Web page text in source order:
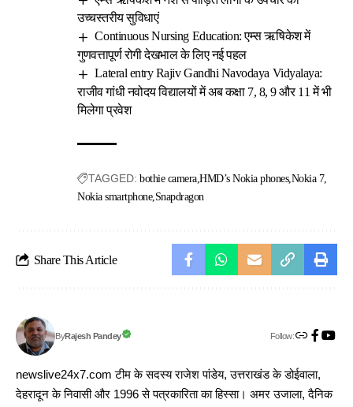
उच्चस्तरीय सुविधाएं
Continuous Nursing Education: एम्स ऋषिकेश में
गुणवत्तापूर्ण रोगी देखभाल के लिए नई पहल
Lateral entry Rajiv Gandhi Navodaya Vidyalaya:
राजीव गांधी नवोदय विद्यालयों में अब कक्षा 7, 8, 9 और 11 में भी
मिलेगा प्रवेश
TAGGED: bothie camera HMD’s Nokia phones Nokia 7
Nokia smartphone Snapdragon
Share This Article
ByRajesh Pandey Follow:
newslive24x7.com टीम के सदस्य राजेश पांडेय, उत्तराखंड के डोईवाला,
देहरादून के निवासी और 1996 से पत्रकारिता का हिस्सा। अमर उजाला, दैनिक